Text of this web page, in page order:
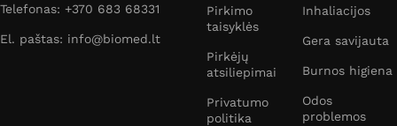
Telefonas: +370 683 68331
El. paštas: info@biomed.lt
Pirkimo
taisyklės
Pirkėjų
atsiliepimai
Privatumo
politika
Inhaliacijos
Gera savijauta
Burnos higiena
Odos
problemos